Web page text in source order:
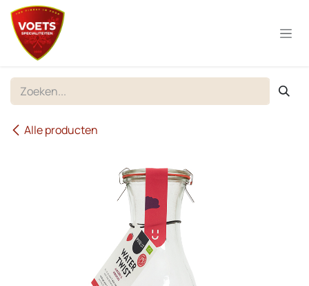
Overslaan naar inhoud
Alle producten